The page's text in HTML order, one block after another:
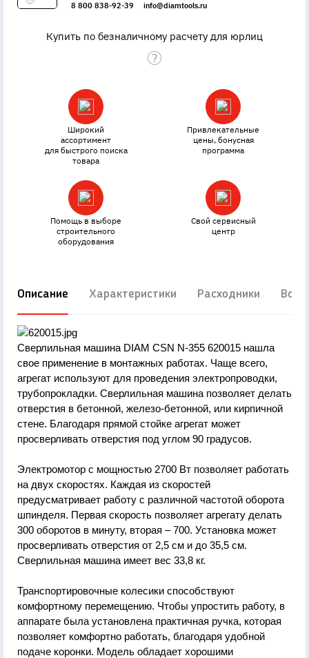
8 800 838-92-39 info@diamtools.ru
Купить по безналичному расчету для юрлиц
Широкий
ассортимент
для быстрого поиска
товара
Привлекательные
цены, бонусная
программа
Помощь в выборе
строительного
оборудования
Свой сервисный
центр
Описание Характеристики Расходники
Сверлильная машина DIAM CSN N-355 620015 нашла
свое применение в монтажных работах. Чаще всего,
агрегат используют для проведения электропроводки,
трубопрокладки. Сверлильная машина позволяет делать
отверстия в бетонной, железо-бетонной, или кирпичной
стене. Благодаря прямой стойке агрегат может
просверливать отверстия под углом 90 градусов.
Электромотор с мощностью 2700 Вт позволяет работать
на двух скоростях. Каждая из скоростей
предусматривает работу с различной частотой оборота
шпинделя. Первая скорость позволяет агрегату делать
300 оборотов в минуту, вторая – 700. Установка может
просверливать отверстия от 2,5 см и до 35,5 см.
Сверлильная машина имеет вес 33,8 кг.
Транспортировочные колесики способствуют
комфортному перемещению. Чтобы упростить работу, в
аппарате была установлена практичная ручка, которая
позволяет комфортно работать, благодаря удобной
подаче коронки. Модель обладает хорошими